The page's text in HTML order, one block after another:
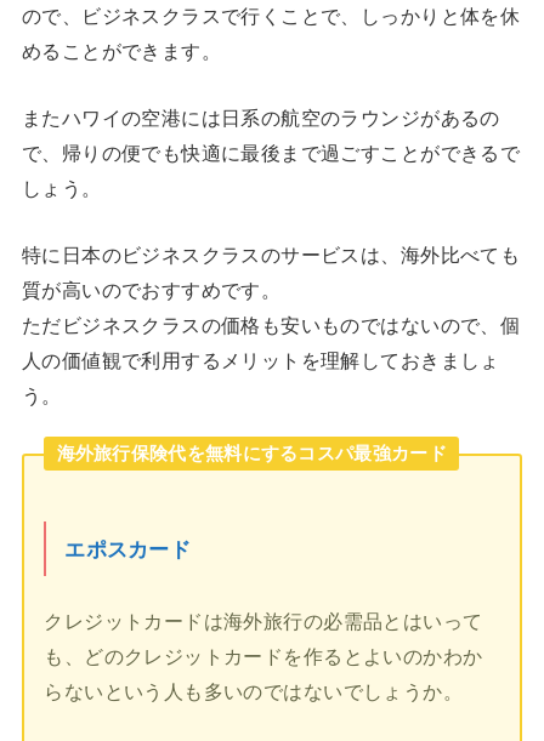
ので、ビジネスクラスで行くことで、しっかりと体を休
めることができます。
またハワイの空港には日系の航空のラウンジがあるの
で、帰りの便でも快適に最後まで過ごすことができるで
しょう。
特に日本のビジネスクラスのサービスは、海外比べても
質が高いのでおすすめです。
ただビジネスクラスの価格も安いものではないので、個
人の価値観で利用するメリットを理解しておきましょ
う。
海外旅行保険代を無料にするコスパ最強カード
エポスカード
クレジットカードは海外旅行の必需品とはいって
も、どのクレジットカードを作るとよいのかわか
らないという人も多いのではないでしょうか。